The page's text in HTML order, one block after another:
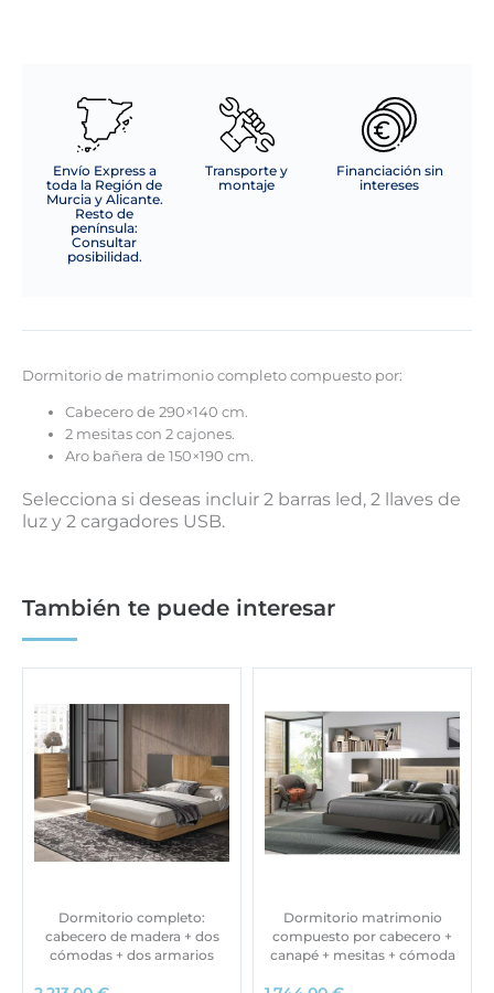
Envío Express a
toda la Región de
Murcia y Alicante.
Resto de
península:
Consultar
posibilidad.
Transporte y
montaje
Financiación sin
intereses
Dormitorio de matrimonio completo compuesto por:
Cabecero de 290×140 cm.
2 mesitas con 2 cajones.
Aro bañera de 150×190 cm.
Selecciona si deseas incluir 2 barras led, 2 llaves de
luz y 2 cargadores USB.
También te puede interesar
Dormitorio completo:
cabecero de madera + dos
cómodas + dos armarios
Dormitorio matrimonio
compuesto por cabecero +
canapé + mesitas + cómoda